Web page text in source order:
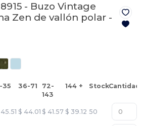
- Buzo Vintage
Zen de vallón polar -
35 36-71
72-
143
144 + StockCantidad
45.51 $ 44.01 $ 41.57 $ 39.12 50